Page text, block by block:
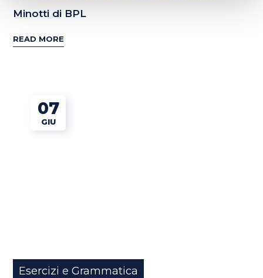
Minotti di BPL
READ MORE
07
GIU
Esercizi e Grammatica